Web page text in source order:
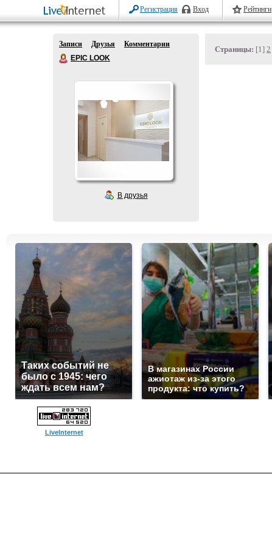
Регистрация Вход Рейтинги
Записи Друзья
Комментарии
EPIC LOOK
В друзья
Страницы: [1] 2
Таких событий не
было с 1945: чего
ждать всем нам?
В магазинах России
ажиотаж из-за этого
продукта: что купить?
LiveInternet